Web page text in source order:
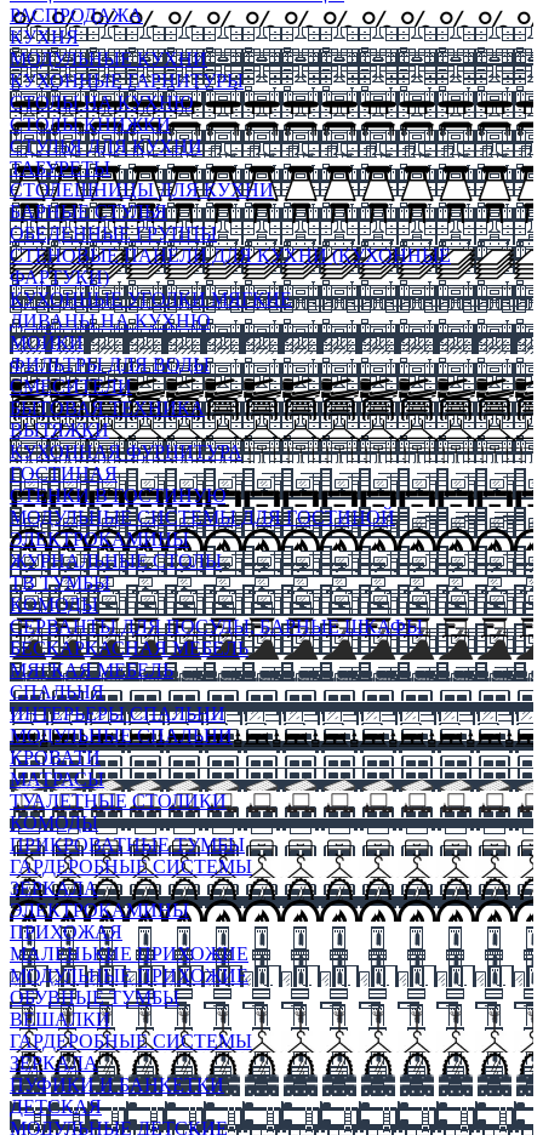
РАСПРОДАЖА
КУХНЯ
МОДУЛЬНЫЕ КУХНИ
КУХОННЫЕ ГАРНИТУРЫ
СТОЛЫ НА КУХНЮ
СТОЛЫ КНИЖКИ
СТУЛЬЯ ДЛЯ КУХНИ
ТАБУРЕТЫ
СТОЛЕШНИЦЫ ДЛЯ КУХНИ
БАРНЫЕ СТУЛЬЯ
ОБЕДЕННЫЕ ГРУППЫ
СТЕНОВЫЕ ПАНЕЛИ ДЛЯ КУХНИ (КУХОННЫЕ
ФАРТУКИ)
КУХОННЫЕ УГОЛКИ МЯГКИЕ
ДИВАНЫ НА КУХНЮ
МОЙКИ
ФИЛЬТРЫ ДЛЯ ВОДЫ
СМЕСИТЕЛИ
БЫТОВАЯ ТЕХНИКА
ВЫТЯЖКИ
КУХОННАЯ ФУРНИТУРА
ГОСТИНАЯ
СТЕНКИ В ГОСТИНУЮ
МОДУЛЬНЫЕ СИСТЕМЫ ДЛЯ ГОСТИНОЙ
ЭЛЕКТРОКАМИНЫ
ЖУРНАЛЬНЫЕ СТОЛЫ
ТВ ТУМБЫ
КОМОДЫ
СЕРВАНТЫ ДЛЯ ПОСУДЫ, БАРНЫЕ ШКАФЫ
БЕСКАРКАСНАЯ МЕБЕЛЬ
МЯГКАЯ МЕБЕЛЬ
СПАЛЬНЯ
ИНТЕРЬЕРЫ СПАЛЬНИ
МОДУЛЬНЫЕ СПАЛЬНИ
КРОВАТИ
МАТРАСЫ
ТУАЛЕТНЫЕ СТОЛИКИ
КОМОДЫ
ПРИКРОВАТНЫЕ ТУМБЫ
ГАРДЕРОБНЫЕ СИСТЕМЫ
ЗЕРКАЛА
ЭЛЕКТРОКАМИНЫ
ПРИХОЖАЯ
МАЛЕНЬКИЕ ПРИХОЖИЕ
МОДУЛЬНЫЕ ПРИХОЖИЕ
ОБУВНЫЕ ТУМБЫ
ВЕШАЛКИ
ГАРДЕРОБНЫЕ СИСТЕМЫ
ЗЕРКАЛА
ПУФИКИ И БАНКЕТКИ
ДЕТСКАЯ
МОДУЛЬНЫЕ ДЕТСКИЕ